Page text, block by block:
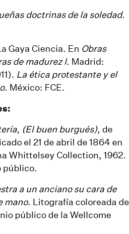
doctrinas de la soledad.
Gaya Ciencia. En Obras
de madurez I. Madrid:
La ética protestante y el
. México: FCE.
(El buen burgués), de
el 21 de abril de 1864 en
Whittelsey Collection, 1962.
público.
a un anciano su cara de
mano. Litografía coloreada de
público de la Wellcome